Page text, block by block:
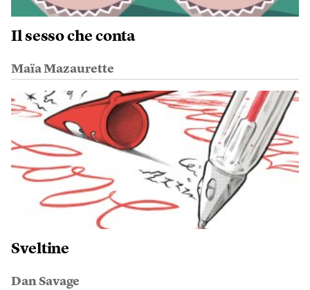
Il sesso che conta
Maïa Mazaurette
Sveltine
Dan Savage